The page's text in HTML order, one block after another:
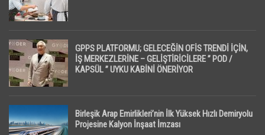
GPPS PLATFORMU; GELECEĞİN OFİS TRENDİ İÇİN,
İŞ MERKEZLERİNE – GELİŞTİRİCİLERE ” POD /
KAPSÜL ” UYKU KABİNİ ÖNERİYOR
Birleşik Arap Emirlikleri’nin İlk Yüksek Hızlı Demiryolu
Projesine Kalyon İnşaat İmzası